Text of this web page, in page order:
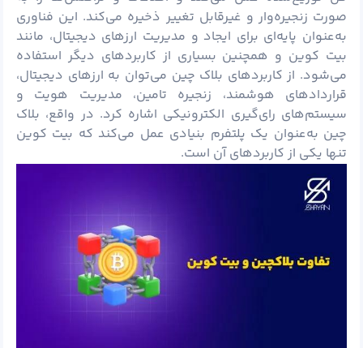
صورت زنجیره‌وار و غیرقابل تغییر ذخیره می‌کند. این فناوری
به‌عنوان پایه‌ای برای ایجاد و مدیریت ارزهای دیجیتال، مانند
بیت کوین و همچنین بسیاری از کاربردهای دیگر استفاده
می‌شود. از کاربردهای بلاک چین می‌توان به ارزهای دیجیتال،
قراردادهای هوشمند، زنجیره تامین، مدیریت هویت و
سیستم‌های رای‌گیری الکترونیکی اشاره کرد. در واقع، بلاک
چین به‌عنوان یک پلتفرم بنیادی عمل می‌کند که بیت کوین
تنها یکی از کاربردهای آن است.